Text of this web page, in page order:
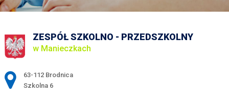
ZESPÓŁ SZKOLNO - PRZEDSZKOLNY
w Manieczkach
Adres pocztowy:
63-112 Brodnica
Szkolna 6